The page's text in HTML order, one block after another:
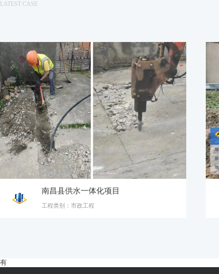
LATEST CASE
南昌县供水一体化项目
工程类别：市政工程
有